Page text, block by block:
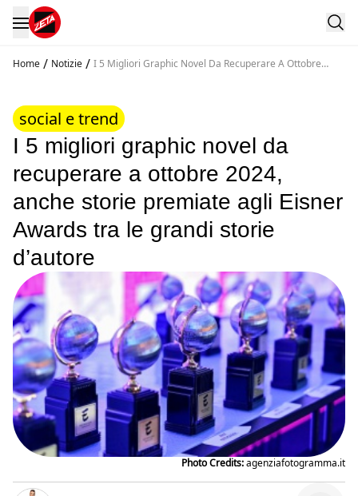
Home / Notizie / I 5 Migliori Graphic Novel Da Recuperare A Ottobre
social e trend
I 5 migliori graphic novel da
recuperare a ottobre 2024,
anche storie premiate agli Eisner
Awards tra le grandi storie
d’autore
Photo Credits:agenziafotogramma.it